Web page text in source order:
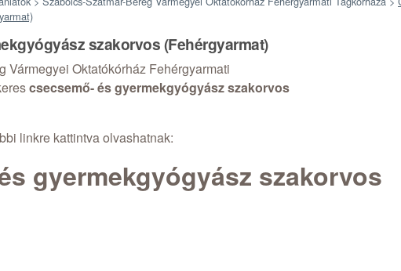
szakorvos (Fehérgyarmat)
Vármegyei Oktatókórház Fehérgyarmati
csecsemő- és gyermekgyógyász szakorvos
linkre kattintva olvashatnak:
gyermekgyógyász szakorvos